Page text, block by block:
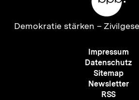
Zur
Demokratie stärken –
Meta-
Impressum
Datenschutz
Sitemap
Newsletter
RSS